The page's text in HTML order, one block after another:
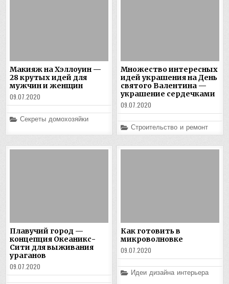
Макияж на Хэллоуин —
28 крутых идей для
мужчин и женщин
09.07.2020
Posted
Секреты домохозяйки
Множество интересных
идей украшения на День
святого Валентина —
украшение сердечками
09.07.2020
Posted
in
Строительство и ремонт
Плавучий город —
концепция Океаникс-
Сити для выживания
ураганов
09.07.2020
Как готовить в
микроволновке
09.07.2020
Posted
in
Идеи дизайна интерьера